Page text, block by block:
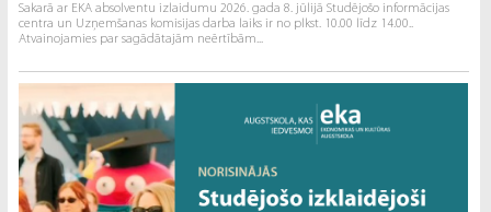
Sakarā ar EKA absolventu izlaidumu 2026. gada 8. jūlijā Studējošo informācijas
centra un Uzņemšanas komisijas darba laiks ir no plkst. 10.00 līdz 14.00..
Atvainojamies par sagādātajām neērtībām...